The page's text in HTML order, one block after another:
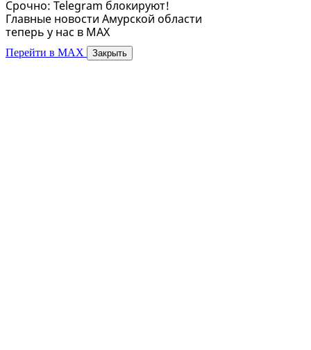
Срочно: Telegram блокируют!
Главные новости Амурской области
теперь у нас в MAX
Перейти в MAX Закрыть